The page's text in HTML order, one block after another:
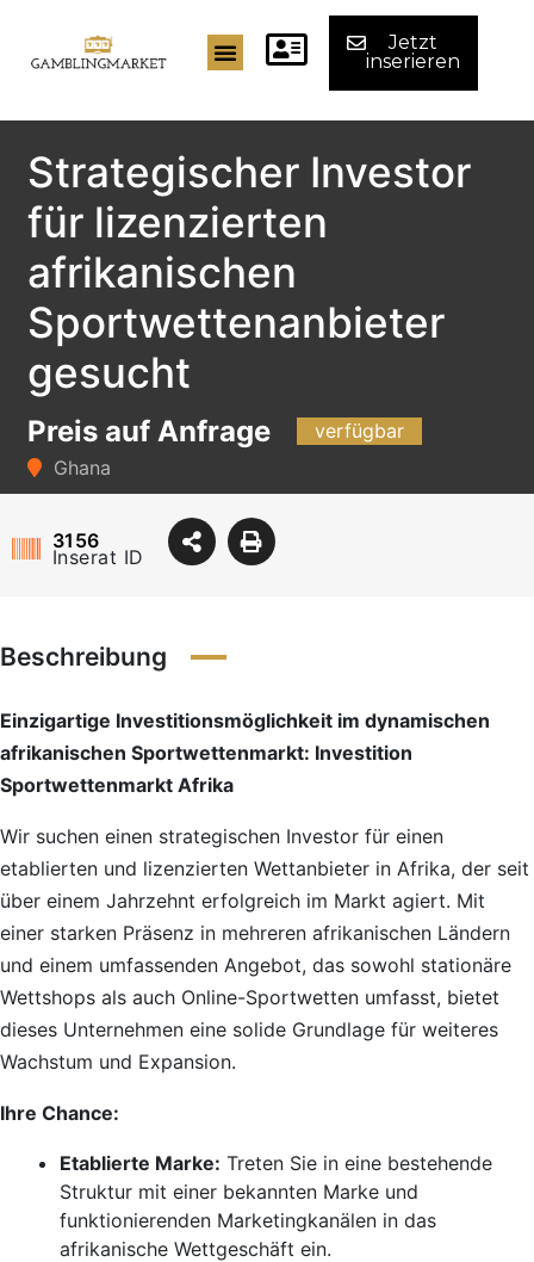
Jetzt
inserieren
Strategischer Investor
für lizenzierten
afrikanischen
Sportwettenanbieter
gesucht
Preis auf Anfrage
verfügbar
Ghana
3156
Inserat ID
Beschreibung
Einzigartige Investitionsmöglichkeit im dynamischen
afrikanischen Sportwettenmarkt: Investition
Sportwettenmarkt Afrika
Wir suchen einen strategischen Investor für einen
etablierten und lizenzierten Wettanbieter in Afrika, der seit
über einem Jahrzehnt erfolgreich im Markt agiert. Mit
einer starken Präsenz in mehreren afrikanischen Ländern
und einem umfassenden Angebot, das sowohl stationäre
Wettshops als auch Online-Sportwetten umfasst, bietet
dieses Unternehmen eine solide Grundlage für weiteres
Wachstum und Expansion.
Ihre Chance:
Etablierte Marke: Treten Sie in eine bestehende
Struktur mit einer bekannten Marke und
funktionierenden Marketingkanälen in das
afrikanische Wettgeschäft ein.